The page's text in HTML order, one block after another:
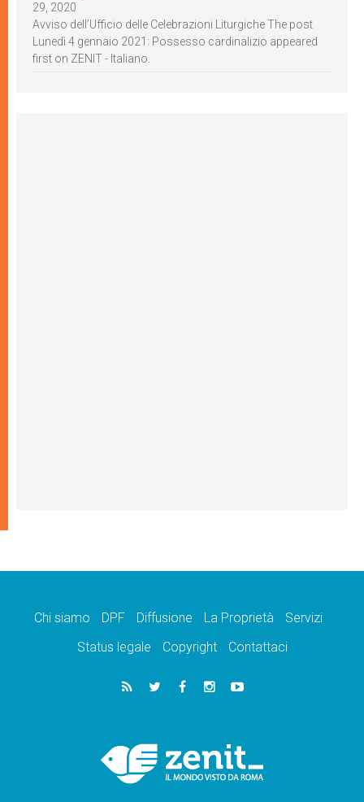
29, 2020
Avviso dell’Ufficio delle Celebrazioni Liturgiche The post
Lunedì 4 gennaio 2021: Possesso cardinalizio appeared
first on ZENIT - Italiano.
Chi siamo DPF Diffusione La Proprietà
Servizi
Status legale
Copyright Contattaci